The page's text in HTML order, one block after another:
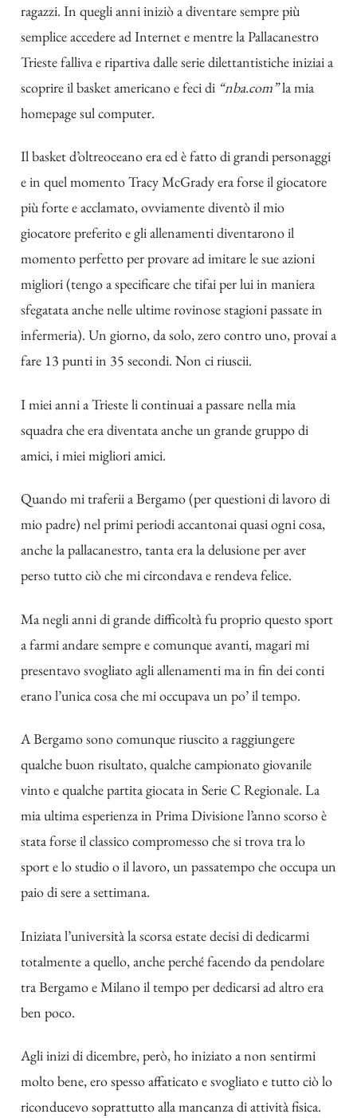
ragazzi. In quegli anni iniziò a diventare sempre più
semplice accedere ad Internet e mentre la Pallacanestro
Trieste falliva e ripartiva dalle serie dilettantistiche iniziai a
scoprire il basket americano e feci di “nba.com”la mia
homepage sul computer.
Il basket d’oltreoceano era ed è fatto di grandi personaggi
e in quel momento Tracy McGrady era forse il giocatore
più forte e acclamato, ovviamente diventò il mio
giocatore preferito e gli allenamenti diventarono il
momento perfetto per provare ad imitare le sue azioni
migliori (tengo a specificare che tifai per lui in maniera
sfegatata anche nelle ultime rovinose stagioni passate in
infermeria). Un giorno, da solo, zero contro uno, provai a
fare 13 punti in 35 secondi. Non ci riuscii.
I miei anni a Trieste li continuai a passare nella mia
squadra che era diventata anche un grande gruppo di
amici, i miei migliori amici.
Quando mi traferii a Bergamo (per questioni di lavoro di
mio padre) nel primi periodi accantonai quasi ogni cosa,
anche la pallacanestro, tanta era la delusione per aver
perso tutto ciò che mi circondava e rendeva felice.
Ma negli anni di grande difficoltà fu proprio questo sport
a farmi andare sempre e comunque avanti, magari mi
presentavo svogliato agli allenamenti ma in fin dei conti
erano l’unica cosa che mi occupava un po’ il tempo.
A Bergamo sono comunque riuscito a raggiungere
qualche buon risultato, qualche campionato giovanile
vinto e qualche partita giocata in Serie C Regionale. La
mia ultima esperienza in Prima Divisione l’anno scorso è
stata forse il classico compromesso che si trova tra lo
sport e lo studio o il lavoro, un passatempo che occupa un
paio di sere a settimana.
Iniziata l’università la scorsa estate decisi di dedicarmi
totalmente a quello, anche perché facendo da pendolare
tra Bergamo e Milano il tempo per dedicarsi ad altro era
ben poco.
Agli inizi di dicembre, però, ho iniziato a non sentirmi
molto bene, ero spesso affaticato e svogliato e tutto ciò lo
riconducevo soprattutto alla mancanza di attività fisica.